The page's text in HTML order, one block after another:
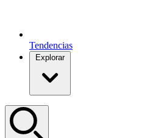
Tendencias
Explorar